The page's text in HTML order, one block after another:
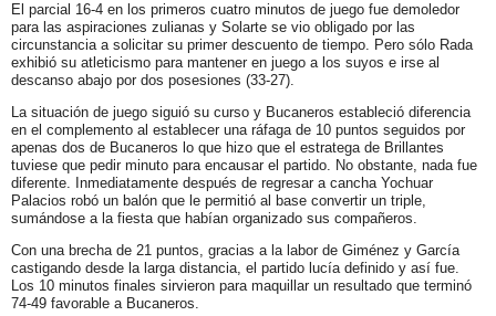
El parcial 16-4 en los primeros cuatro minutos de juego fue demoledor
para las aspiraciones zulianas y Solarte se vio obligado por las
circunstancia a solicitar su primer descuento de tiempo. Pero sólo Rada
exhibió su atleticismo para mantener en juego a los suyos e irse al
descanso abajo por dos posesiones (33-27).
La situación de juego siguió su curso y Bucaneros estableció diferencia
en el complemento al establecer una ráfaga de 10 puntos seguidos por
apenas dos de Bucaneros lo que hizo que el estratega de Brillantes
tuviese que pedir minuto para encausar el partido. No obstante, nada fue
diferente. Inmediatamente después de regresar a cancha Yochuar
Palacios robó un balón que le permitió al base convertir un triple,
sumándose a la fiesta que habían organizado sus compañeros.
Con una brecha de 21 puntos, gracias a la labor de Giménez y García
castigando desde la larga distancia, el partido lucía definido y así fue.
Los 10 minutos finales sirvieron para maquillar un resultado que terminó
74-49 favorable a Bucaneros.